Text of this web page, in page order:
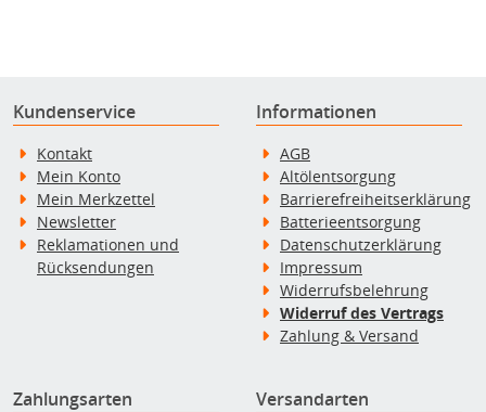
Kundenservice
Kontakt
Mein Konto
Mein Merkzettel
Newsletter
Reklamationen und
Rücksendungen
Informationen
AGB
Altölentsorgung
Barrierefreiheitserklärung
Batterieentsorgung
Datenschutzerklärung
Impressum
Widerrufsbelehrung
Widerruf des Vertrags
Zahlung & Versand
Zahlungsarten Versandarten